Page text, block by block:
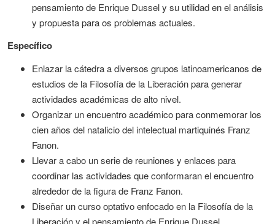
pensamiento de Enrique Dussel y su utilidad en el análisis
y propuesta para os problemas actuales.
Específico
Enlazar la cátedra a diversos grupos latinoamericanos de
estudios de la Filosofía de la Liberación para generar
actividades académicas de alto nivel.
Organizar un encuentro académico para conmemorar los
cien años del natalicio del intelectual martiquinés Franz
Fanon.
Llevar a cabo un serie de reuniones y enlaces para
coordinar las actividades que conformaran el encuentro
alrededor de la figura de Franz Fanon.
Diseñar un curso optativo enfocado en la Filosofía de la
Liberación y el pensamiento de Enrique Dussel.